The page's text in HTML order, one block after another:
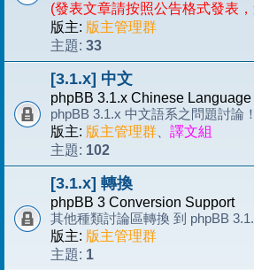
(發表文章請按照公告格式發表
版主: 版主管理群
主題: 33
[3.1.x] 中文
phpBB 3.1.x Chinese Language
phpBB 3.1.x 中文語系之問題討論！
版主: 版主管理群
譯文組
主題: 102
[3.1.x] 轉換
phpBB 3 Conversion Support
其他種類討論區轉換 到 phpBB
版主: 版主管理群
主題: 1